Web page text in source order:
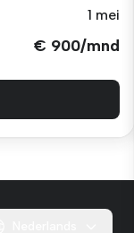
1 mei
€ 900/mnd